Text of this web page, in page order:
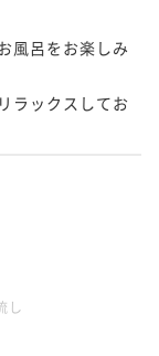
風呂をお楽しみ
ラックスしてお
し